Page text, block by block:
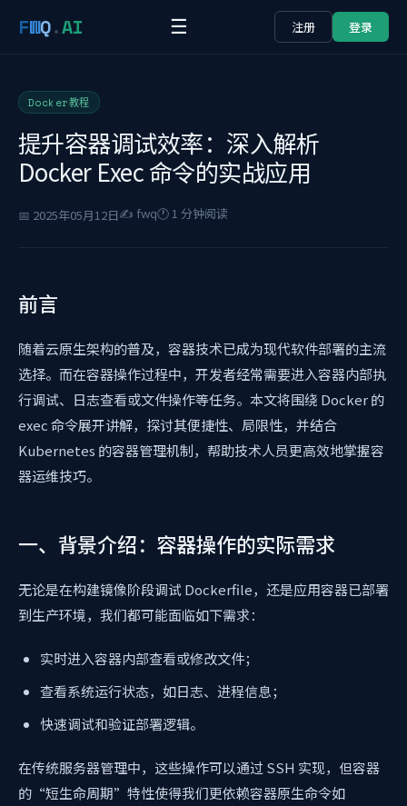
FWQ.AI ☰ 注册 登录
Docker教程
提升容器调试效率：深入解析
Docker Exec 命令的实战应用
📅 2025年05月12日✍️ fwq🕐 1 分钟阅读
前言
随着云原生架构的普及，容器技术已成为现代软件部署的主流
选择。而在容器操作过程中，开发者经常需要进入容器内部执
行调试、日志查看或文件操作等任务。本文将围绕 Docker 的
exec 命令展开讲解，探讨其便捷性、局限性，并结合
Kubernetes 的容器管理机制，帮助技术人员更高效地掌握容
器运维技巧。
一、背景介绍：容器操作的实际需求
无论是在构建镜像阶段调试 Dockerfile，还是应用容器已部署
到生产环境，我们都可能面临如下需求：
实时进入容器内部查看或修改文件；
查看系统运行状态，如日志、进程信息；
快速调试和验证部署逻辑。
在传统服务器管理中，这些操作可以通过 SSH 实现，但容器
的“短生命周期”特性使得我们更依赖容器原生命令如